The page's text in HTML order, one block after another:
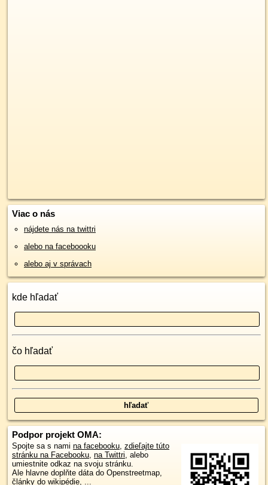
Viac o nás
nájdete nás na twittri
alebo na faceboooku
alebo aj v správach
kde hľadať
čo hľadať
Podpor projekt OMA:
Spojte sa s nami na facebooku, zdieľajte túto
stránku na Facebooku, na Twittri, alebo
umiestnite odkaz na svoju stránku.
Ale hlavne doplňte dáta do Openstreetmap,
články do wikipédie, ...